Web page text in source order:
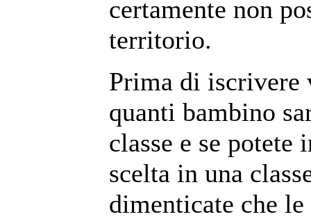
certamente non
territorio.
Prima di
quanti bambino
classe e se
scelta in una
dimenticate che